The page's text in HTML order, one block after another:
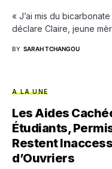
« J’ai mis du
déclare Claire, jeune
BY SARAH TCHANGOU
A LA UNE
Les Aides
Étudiants,
Restent
d’Ouvriers